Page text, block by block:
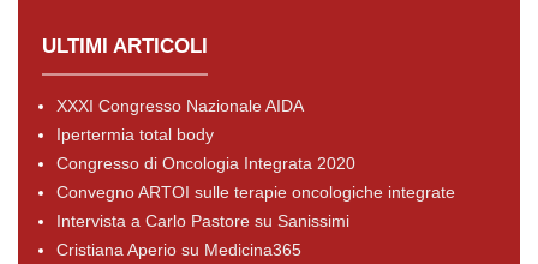
ULTIMI ARTICOLI
XXXI Congresso Nazionale AIDA
Ipertermia total body
Congresso di Oncologia Integrata 2020
Convegno ARTOI sulle terapie oncologiche integrate
Intervista a Carlo Pastore su Sanissimi
Cristiana Aperio su Medicina365